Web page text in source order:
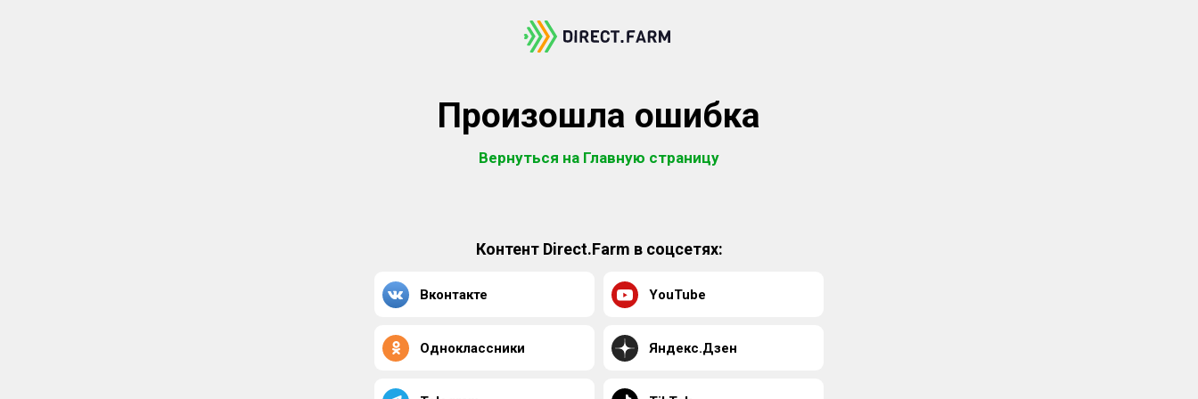
Произошла ошибка
Вернуться на Главную страницу
Контент Direct.Farm в соцсетях:
Вконтакте YouTube
Одноклассники Яндекс.Дзен